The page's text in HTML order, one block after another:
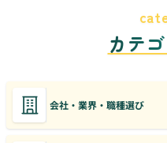
カテ
会社・業界・職種選び